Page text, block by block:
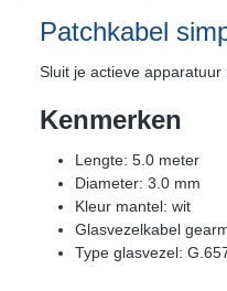
Patchkabel
Sluit je actieve
Kenmerken
Lengte: 5.0 meter
Diameter: 3.0 mm
Kleur mantel: wit
Glasvezelkabel
Type glasvezel: